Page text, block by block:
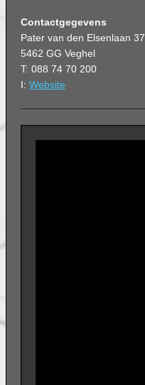
Contactgegevens
Pater van den Elsenlaan 37
5462 GG Veghel
T: 088 74 70 200
I: Website